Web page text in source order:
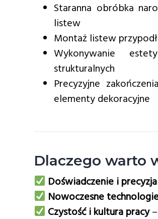
Staranna obróbka
listew
Montaż listew
Wykonywanie
strukturalnych
Precyzyjne
elementy dekoracyjne
Dlaczego warto
Doświadczenie i precyzja
Nowoczesne
Czystość i kultura pracy–